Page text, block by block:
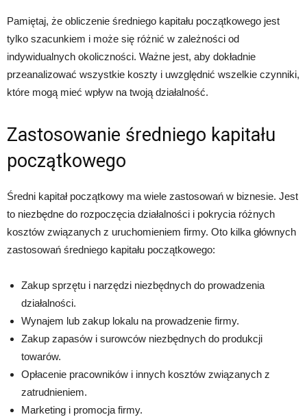
Pamiętaj, że obliczenie średniego kapitału początkowego jest
tylko szacunkiem i może się różnić w zależności od
indywidualnych okoliczności. Ważne jest, aby dokładnie
przeanalizować wszystkie koszty i uwzględnić wszelkie czynniki,
które mogą mieć wpływ na twoją działalność.
Zastosowanie średniego kapitału
początkowego
Średni kapitał początkowy ma wiele zastosowań w biznesie. Jest
to niezbędne do rozpoczęcia działalności i pokrycia różnych
kosztów związanych z uruchomieniem firmy. Oto kilka głównych
zastosowań średniego kapitału początkowego:
Zakup sprzętu i narzędzi niezbędnych do prowadzenia
działalności.
Wynajem lub zakup lokalu na prowadzenie firmy.
Zakup zapasów i surowców niezbędnych do produkcji
towarów.
Opłacenie pracowników i innych kosztów związanych z
zatrudnieniem.
Marketing i promocja firmy.